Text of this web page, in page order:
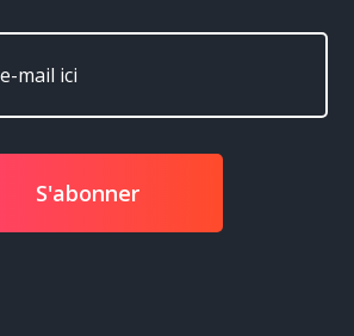
S'abonner